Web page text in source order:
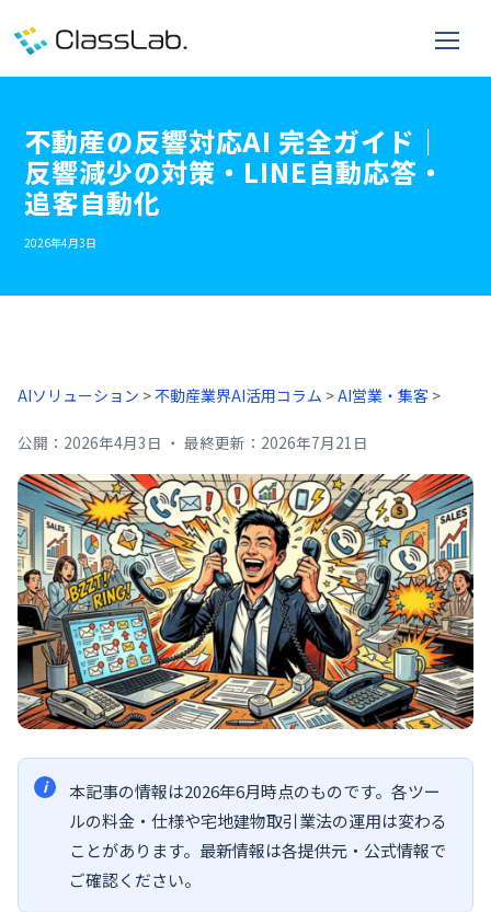
不動産の反響対応AI 完全ガイド｜
反響減少の対策・LINE自動応答・
追客自動化
2026年4月3日
AIソリューション >不動産業界AI活用コラム >AI営業・集客 >
公開： 2026年4月3日 ・ 最終更新： 2026年7月21日
本記事の情報は2026年6月時点のものです。各ツー
ルの料金・仕様や宅地建物取引業法の運用は変わる
ことがあります。最新情報は各提供元・公式情報で
ご確認ください。